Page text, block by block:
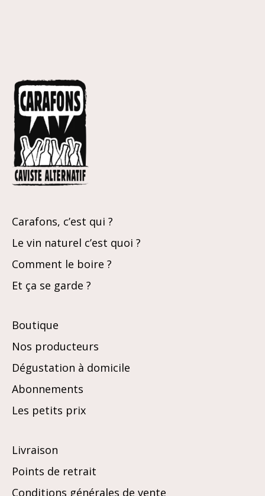
Carafons, c’est qui ?
Le vin naturel c’est quoi ?
Comment le boire ?
Et ça se garde ?
Boutique
Nos producteurs
Dégustation à domicile
Abonnements
Les petits prix
Livraison
Points de retrait
Conditions générales de vente